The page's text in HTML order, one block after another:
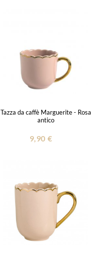
Tazza da caffè Marguerite - Rosa
antico
9,90 €